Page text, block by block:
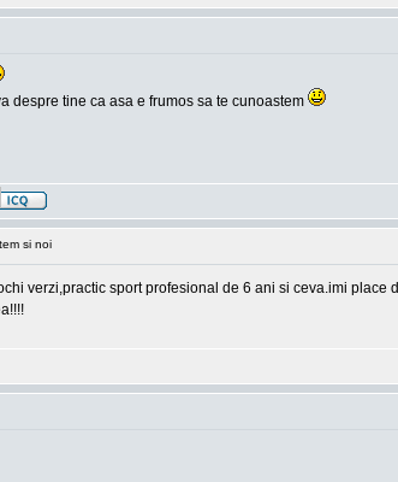
despre tine ca asa e frumos sa te cunoastem
si noi
verzi,practic sport profesional de 6 ani si ceva.imi place